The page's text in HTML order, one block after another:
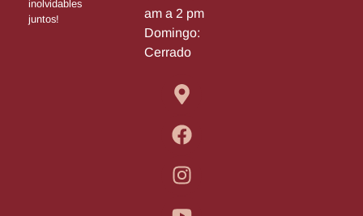
inolvidables
juntos!
am a 2 pm
Domingo:
Cerrado